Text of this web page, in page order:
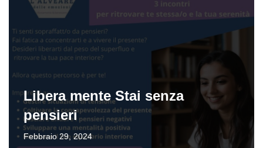
Libera mente Stai senza
pensieri
Febbraio 29, 2024